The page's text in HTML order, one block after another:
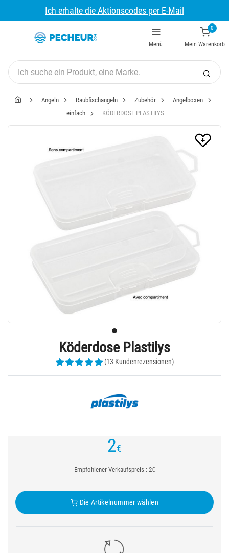
Ich erhalte die Aktionscodes per E-Mail
Menü
0
Mein Warenkorb
Angeln Raubfischangeln Zubehör
Angelboxen
einfach
KÖDERDOSE PLASTILYS
Köderdose Plastilys
(13 Kundenrezensionen)
2€
Empfohlener Verkaufspreis : 2€
Die Artikelnummer wählen